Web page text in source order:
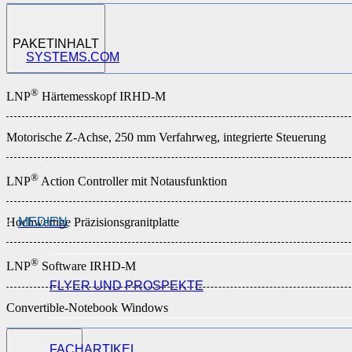
SYSTEMS.COM
MEDIEN
FLYER UND PROSPEKTE
PAKETINHALT
LNP® Härtemesskopf IRHD-M
Motorische Z-Achse, 250 mm Verfahrweg, integrierte Steuerung
LNP® Action Controller mit Notausfunktion
Hochwertige Präzisionsgranitplatte
LNP® Software IRHD-M
Convertible-Notebook Windows